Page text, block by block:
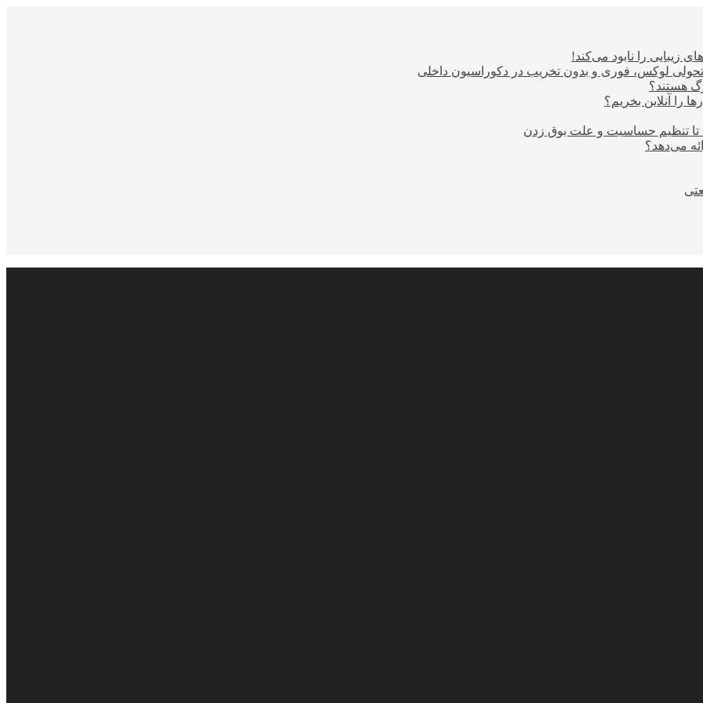
زیبایی را نابود می‌کند!
تحولی لوکس، فوری و بدون تخریب در دکوراسیون داخلی
را آنلاین بخریم؟
تا تنظیم حساسیت و علت بوق زدن